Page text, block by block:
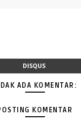
DISQUS
ADA KOMENTAR:
KOMENTAR